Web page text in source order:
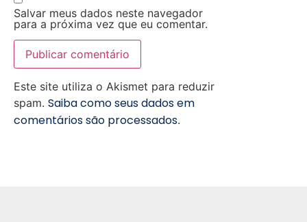
Salvar meus dados neste navegador
para a próxima vez que eu comentar.
Este site utiliza o Akismet para reduzir
spam. Saiba como seus dados em
comentários são processados.